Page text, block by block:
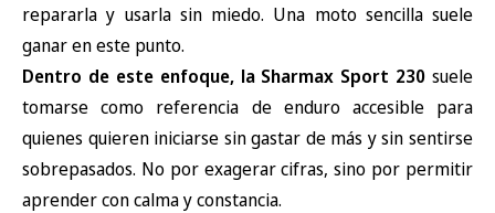
repararla y usarla sin miedo. Una moto sencilla suele
ganar en este punto.
Dentro de este enfoque, la Sharmax Sport 230 suele
tomarse como referencia de enduro accesible para
quienes quieren iniciarse sin gastar de más y sin sentirse
sobrepasados. No por exagerar cifras, sino por permitir
aprender con calma y constancia.